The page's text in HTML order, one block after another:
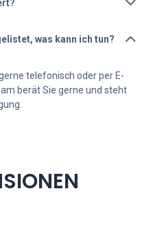
telefonisch oder per E-
berät Sie gerne und steht